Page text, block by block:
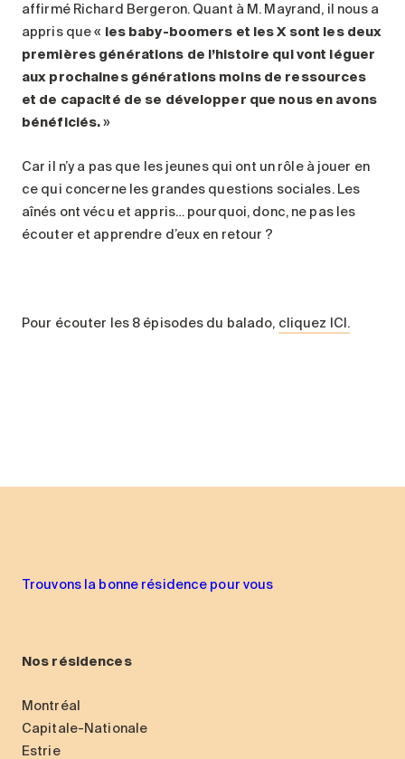
affirmé Richard Bergeron. Quant à M. Mayrand, il nous a
appris que « les baby-boomers et les X sont les deux
premières générations de l’histoire qui vont léguer
aux prochaines générations moins de ressources
et de capacité de se développer que nous en avons
bénéficiés.»
Car il n’y a pas que les jeunes qui ont un rôle à jouer en
ce qui concerne les grandes questions sociales. Les
aînés ont vécu et appris… pourquoi, donc, ne pas les
écouter et apprendre d’eux en retour ?
Pour écouter les 8 épisodes du balado, cliquez ICI.
Trouvons la bonne résidence pour vous
Nos résidences
Montréal
Capitale-Nationale
Estrie